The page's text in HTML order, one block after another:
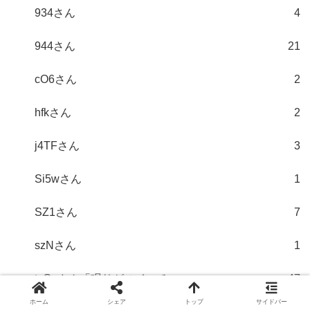
934さん 4
944さん 21
cO6さん 2
hfkさん 2
j4TFさん 3
Si5wさん 1
SZ1さん 7
szNさん 1
tsGpさん「眠りがスイッチ」 47
ホーム シェア トップ サイドバー